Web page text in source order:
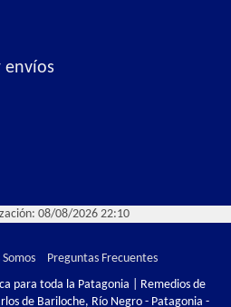
08/08/2026 22:10
Preguntas Frecuentes
para toda la Patagonia | Remedios de
de Bariloche, Río Negro - Patagonia -